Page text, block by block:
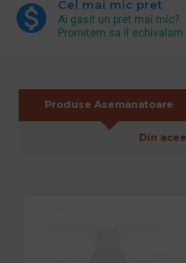
Cel mai mic pret
Ai gasit un pret mai mic?
Promitem sa il echivalam.
Produse Asemanatoare
Din